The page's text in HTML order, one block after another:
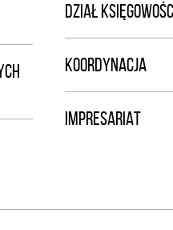
DZIAŁ
KOORDYNACJA
IMPRESARIAT